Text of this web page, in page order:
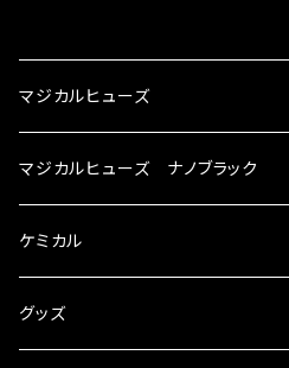
の音質向上 ・ヘ
など、これらの効
モータースポー
品化を果たしてお
ヒューズの効果
果・接触抵抗低減
ドリング安定化（
ラグ改善 ・低速
マジカルヒューズ
スズキ
KEI
アルト
スバル
BRZ
ダイハツ
マジカルヒューズ ナノブラック
スズキ ブラック
KEI
スバル ブラック
ケミカル
グッズ